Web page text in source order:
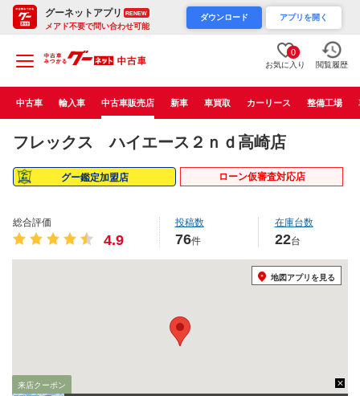
グーネットアプリ RENEW
メアド不要で問い合わせ可能
ダウンロード アプリを開く
0
お気に入り 閲覧履歴
中古車 輸入車 中古車販売店 新車 車買取 カーリース 整備工場
フレックス ハイエース２ｎｄ高崎店
グー鑑定加盟店 ローン仮審査対応店
総合評価
4.9
投稿数
76件
在庫台数
22台
来店クーポン
地図アプリを見る